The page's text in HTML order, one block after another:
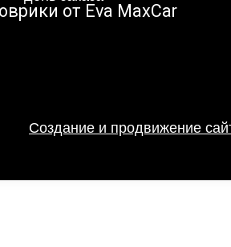
от Eva MaxCar
Создание и продвижение